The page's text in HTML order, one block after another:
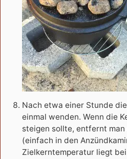
Nach etwa einer Stunde
einmal wenden. Wenn die
steigen sollte, entfernt
(einfach in den
Zielkerntemperatur liegt